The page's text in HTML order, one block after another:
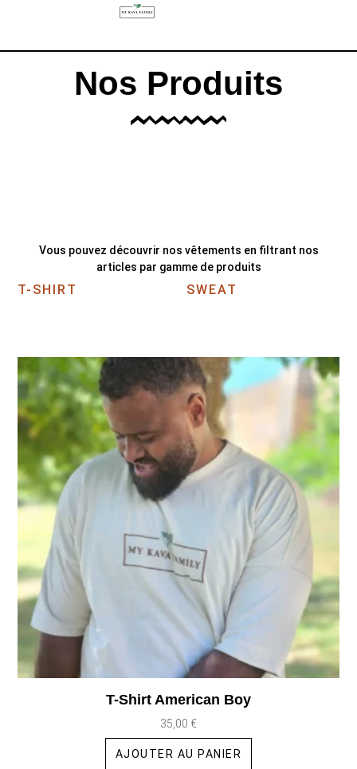
Nos Produits
Vous pouvez découvrir nos vêtements en filtrant nos
articles par gamme de produits
T-SHIRT SWEAT
T-Shirt American Boy
35,00 €
AJOUTER AU PANIER